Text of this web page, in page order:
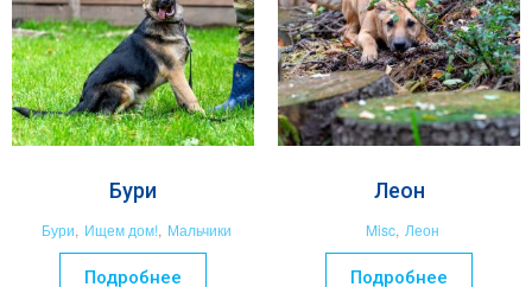
Бури
Бури, Ищем дом!, Мальчики
Подробнее
Леон
Misc, Леон
Подробнее